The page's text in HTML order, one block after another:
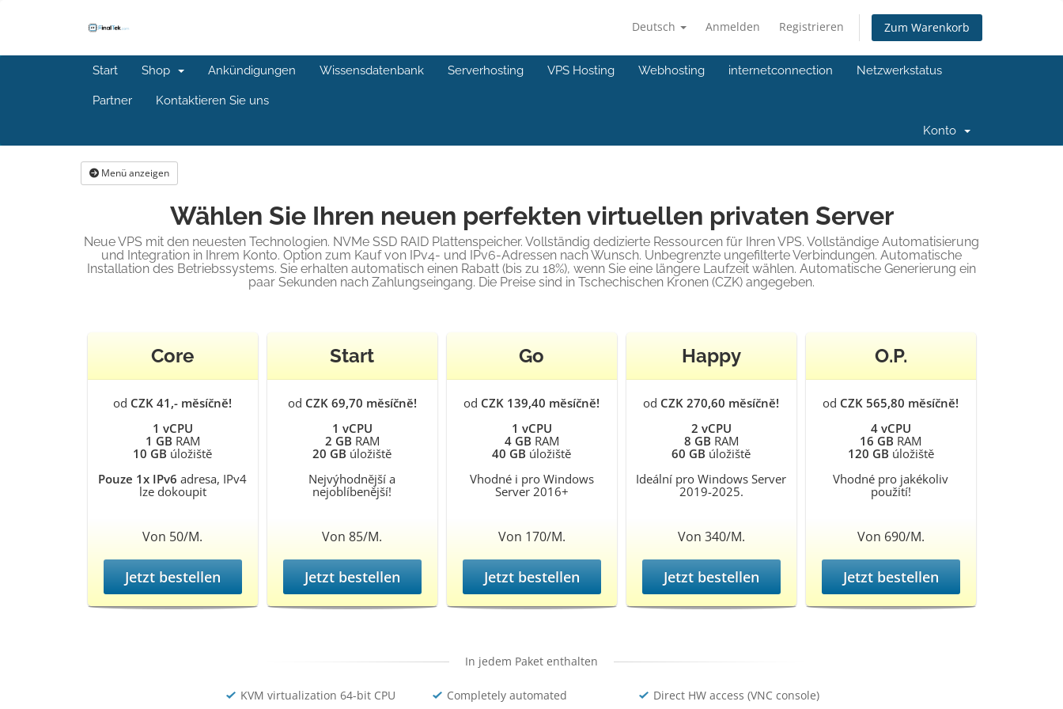
Deutsch Anmelden Registrieren Zum Warenkorb
Start Shop Ankündigungen Wissensdatenbank Serverhosting VPS Hosting Webhosting internetconnection Netzwerkstatus
Partner Kontaktieren Sie uns
Konto
Menü anzeigen
Wählen Sie Ihren neuen perfekten virtuellen privaten Server
Neue VPS mit den neuesten Technologien. NVMe SSD RAID Plattenspeicher. Vollständig dedizierte Ressourcen für Ihren VPS. Vollständige Automatisierung
und Integration in Ihrem Konto. Option zum Kauf von IPv4- und IPv6-Adressen nach Wunsch. Unbegrenzte ungefilterte Verbindungen. Automatische
Installation des Betriebssystems. Sie erhalten automatisch einen Rabatt (bis zu 18%), wenn Sie eine längere Laufzeit wählen. Automatische Generierung ein
paar Sekunden nach Zahlungseingang. Die Preise sind in Tschechischen Kronen (CZK) angegeben.
Core
od CZK 41,- měsíčně!
1 vCPU
1 GB RAM
10 GB úložiště
Pouze 1x IPv6 adresa, IPv4
lze dokoupit
Von 50/M.
Jetzt bestellen
Start
od CZK 69,70 měsíčně!
1 vCPU
2 GB RAM
20 GB úložiště
Nejvýhodnější a
nejoblíbenější!
Von 85/M.
Jetzt bestellen
Go
od CZK 139,40 měsíčně!
1 vCPU
4 GB RAM
40 GB úložiště
Vhodné i pro Windows
Server 2016+
Von 170/M.
Jetzt bestellen
Happy
od CZK 270,60 měsíčně!
2 vCPU
8 GB RAM
60 GB úložiště
Ideální pro Windows Server
2019-2025.
Von 340/M.
Jetzt bestellen
O.P.
od CZK 565,80 měsíčně!
4 vCPU
16 GB RAM
120 GB úložiště
Vhodné pro jakékoliv
použití!
Von 690/M.
Jetzt bestellen
In jedem Paket enthalten
KVM virtualization 64-bit CPU Completely automated Direct HW access (VNC console)